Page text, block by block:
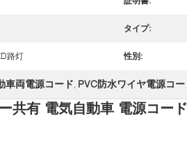
タイプ:
路灯 性別:
車両電源コード PVC防水ワイヤ電源コー
共有 電気自動車 電源コー